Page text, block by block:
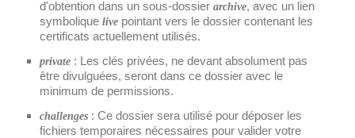
d'obtention dans un sous-dossier archive, avec un lien
symbolique live pointant vers le dossier contenant les
certificats actuellement utilisés.
private : Les clés privées, ne devant absolument pas
être divulguées, seront dans ce dossier avec le
minimum de permissions.
challenges : Ce dossier sera utilisé pour déposer les
fichiers temporaires nécessaires pour valider votre